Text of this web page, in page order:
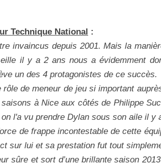
Technique National :
invaincus depuis 2001. Mais la
il y a 2 ans nous a évidemment
un des 4 protagonistes de ce succès.
de meneur de jeu si important
à Nice aux côtés de Philippe
l'a vu prendre Dylan sous son aile il y
de frappe incontestable de cette
sur lui et sa prestation fut tout
sûre et sort d’une brillante saison